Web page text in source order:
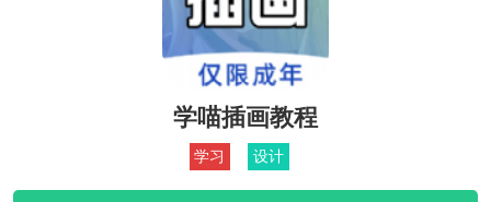
学喵插画教程
学习 设计